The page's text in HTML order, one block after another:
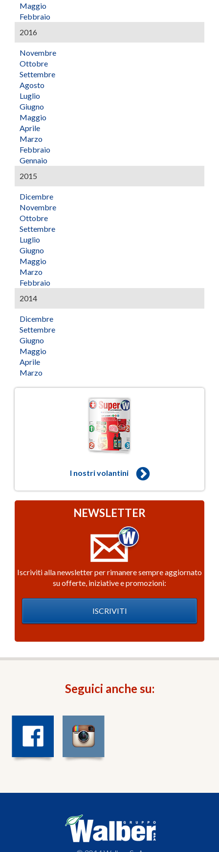
Maggio
Febbraio
2016
Novembre
Ottobre
Settembre
Agosto
Luglio
Giugno
Maggio
Aprile
Marzo
Febbraio
Gennaio
2015
Dicembre
Novembre
Ottobre
Settembre
Luglio
Giugno
Maggio
Marzo
Febbraio
2014
Dicembre
Settembre
Giugno
Maggio
Aprile
Marzo
I nostri volantini
NEWSLETTER
Iscriviti alla newsletter per rimanere sempre aggiornato
su offerte, iniziative e promozioni:
ISCRIVITI
Seguici anche su: